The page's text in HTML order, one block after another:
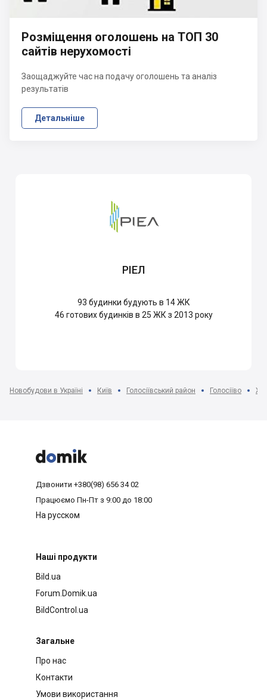
Розміщення оголошень на ТОП 30
сайтів нерухомості
Заощаджуйте час на подачу оголошень та аналіз
результатів
Детальніше
РІЕЛ
93 будинки будують в 14 ЖК
46 готових будинків в 25 ЖК з 2013 року
Новобудови в Україні Київ Голосіївський район Голосіїво ЖК



Дзвонити +380(98) 656 34 02
Працюємо Пн-Пт з 9:00 до 18:00
На русском
Наші продукти
Bild.ua
Forum.Domik.ua
BildControl.ua
Загальне
Про нас
Контакти
Умови використання